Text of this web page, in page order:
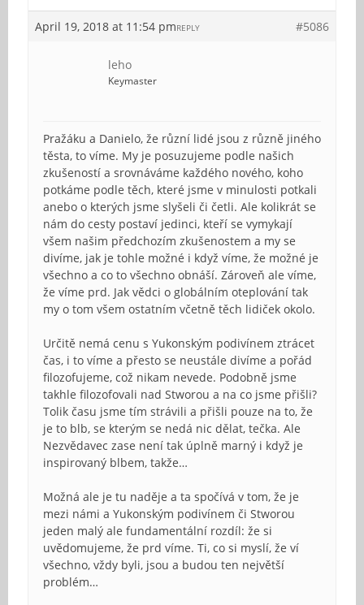
April 19, 2018 at 11:54 pm #5086
REPLY
leho
Keymaster
Pražáku a Danielo, že různí lidé jsou z různě jiného
těsta, to víme. My je posuzujeme podle našich
zkušeností a srovnáváme každého nového, koho
potkáme podle těch, které jsme v minulosti potkali
anebo o kterých jsme slyšeli či četli. Ale kolikrát se
nám do cesty postaví jedinci, kteří se vymykají
všem našim předchozím zkušenostem a my se
divíme, jak je tohle možné i když víme, že možné je
všechno a co to všechno obnáší. Zároveň ale víme,
že víme prd. Jak vědci o globálním oteplování tak
my o tom všem ostatním včetně těch lidiček okolo.
Určitě nemá cenu s Yukonským podivínem ztrácet
čas, i to víme a přesto se neustále divíme a pořád
filozofujeme, což nikam nevede. Podobně jsme
takhle filozofovali nad Stworou a na co jsme přišli?
Tolik času jsme tím strávili a přišli pouze na to, že
je to blb, se kterým se nedá nic dělat, tečka. Ale
Nezvědavec zase není tak úplně marný i když je
inspirovaný blbem, takže…
Možná ale je tu naděje a ta spočívá v tom, že je
mezi námi a Yukonským podivínem či Stworou
jeden malý ale fundamentální rozdíl: že si
uvědomujeme, že prd víme. Ti, co si myslí, že ví
všechno, vždy byli, jsou a budou ten největší
problém…